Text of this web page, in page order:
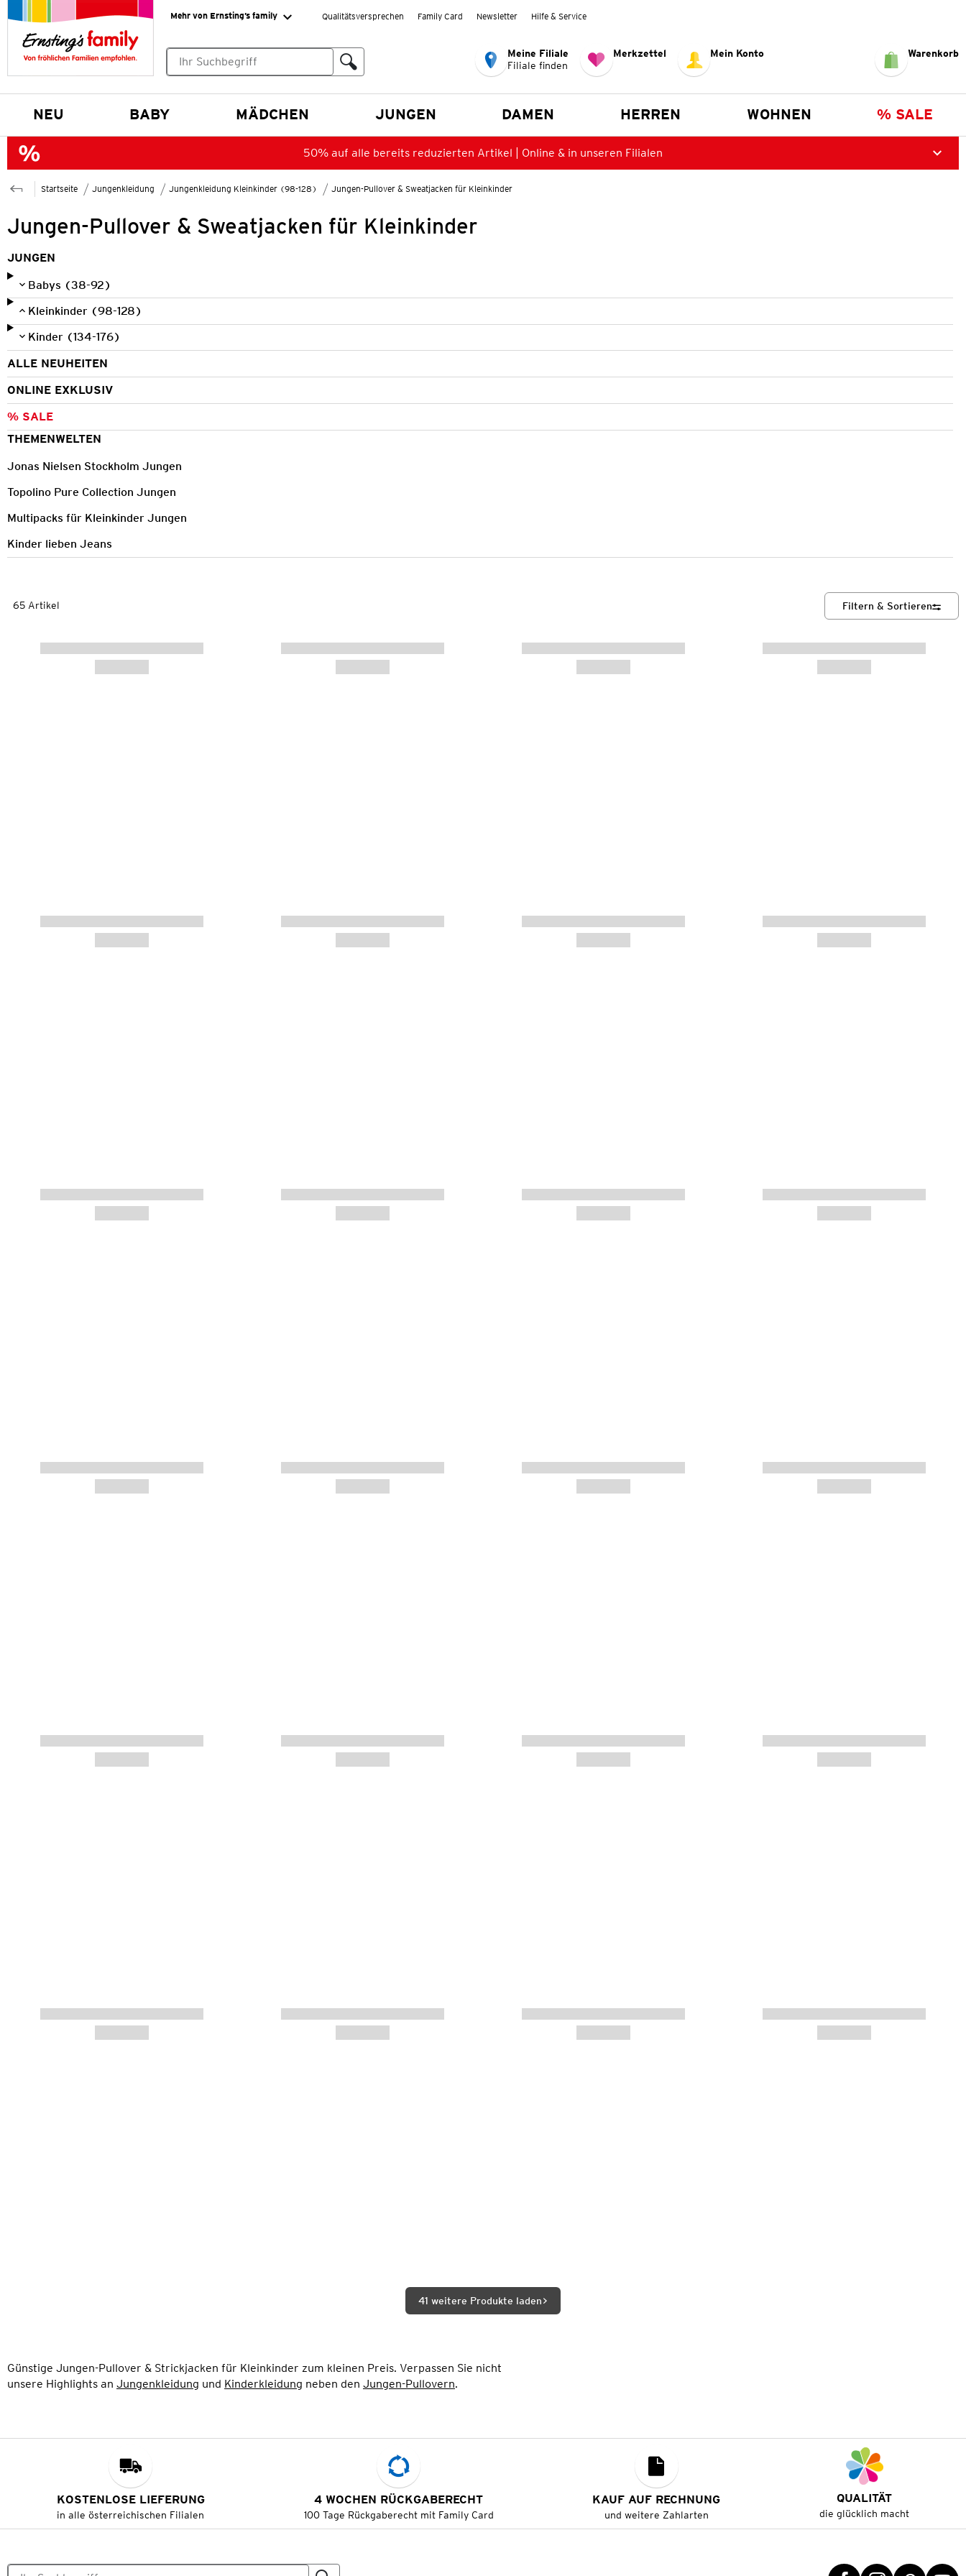
Mehr von Ernsting’s family Qualitätsversprechen Family Card Newsletter Hilfe & Service
Meine Filiale
Filiale finden
Merkzettel Mein Konto Warenkorb
NEU BABY MÄDCHEN JUNGEN DAMEN HERREN WOHNEN % SALE
50% auf alle bereits reduzierten Artikel | Online & in unseren Filialen
Startseite Jungenkleidung Jungenkleidung Kleinkinder (98-128) Jungen-Pullover & Sweatjacken für Kleinkinder
Jungen-Pullover & Sweatjacken für Kleinkinder
JUNGEN
Babys (38-92)
Kleinkinder (98-128)
Kinder (134-176)
ALLE NEUHEITEN
ONLINE EXKLUSIV
% SALE
THEMENWELTEN
Jonas Nielsen Stockholm Jungen
Topolino Pure Collection Jungen
Multipacks für Kleinkinder Jungen
Kinder lieben Jeans
65 Artikel Filtern & Sortieren
41 weitere Produkte laden
Günstige Jungen-Pullover & Strickjacken für Kleinkinder zum kleinen Preis. Verpassen Sie nicht
unsere Highlights an Jungenkleidung und Kinderkleidung neben den Jungen-Pullovern.
KOSTENLOSE LIEFERUNG
in alle österreichischen Filialen
4 WOCHEN RÜCKGABERECHT
100 Tage Rückgaberecht mit Family Card
KAUF AUF RECHNUNG
und weitere Zahlarten
QUALITÄT
die glücklich macht